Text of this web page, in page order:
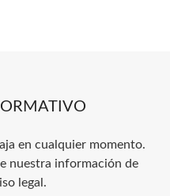
en cualquier momento.
nuestra información de
legal.